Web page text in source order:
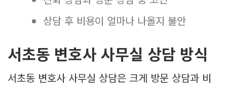
상담 후 비용이 얼마나 나올지 불안
서초동 변호사 사무실 상담 방식
서초동 변호사 사무실 상담은 크게 방문 상담과 비